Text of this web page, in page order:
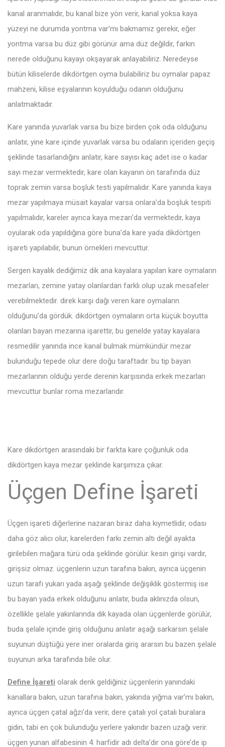
kanal aranmalıdır, bu kanal bize yön verir, kanal yoksa kaya
yüzeyi ne durumda yontma var’mı bakmamız gerekir, eğer
yontma varsa bu düz gibi görünür ama düz değildir, farkın
nerede olduğunu kayayı okşayarak anlayabiliriz. Neredeyse
bütün kiliselerde dikdörtgen oyma bulabiliriz bu oymalar papaz
mahzeni, kilise eşyalarının koyulduğu odanın olduğunu
anlatmaktadır.
Kare yanında yuvarlak varsa bu bize birden çok oda olduğunu
anlatır, yine kare içinde yuvarlak varsa bu odaların içeriden geçiş
şeklinde tasarlandığını anlatır, kare sayısı kaç adet ise o kadar
sayı mezar vermektedir, kare olan kayanın ön tarafında düz
toprak zemin varsa boşluk testi yapılmalıdır. Kare yanında kaya
mezar yapılmaya müsait kayalar varsa onlara’da boşluk tespiti
yapılmalıdır, kareler ayrıca kaya mezarı’da vermektedir, kaya
oyularak oda yapıldığına göre buna’da kare yada dikdörtgen
işareti yapılabilir, bunun örnekleri mevcuttur.
Sergen kayalık dediğimiz dik ana kayalara yapılan kare oymaların
mezarları, zemine yatay olanlardan farklı olup uzak mesafeler
verebilmektedir. direk karşı dağı veren kare oymaların
olduğunu’da gördük. dikdörtgen oymaların orta küçük boyutta
olanları bayan mezarına işarettir, bu genelde yatay kayalara
resmedilir yanında ince kanal bulmak mümkündür mezar
bulunduğu tepede olur dere doğu taraftadır. bu tip bayan
mezarlarının olduğu yerde derenin karşısında erkek mezarları
mevcuttur bunlar roma mezarlarıdır.
Kare dikdörtgen arasındaki bir farkta kare çoğunluk oda
dikdörtgen kaya mezar şeklinde karşımıza çıkar.
Üçgen Define İşareti
Üçgen işareti diğerlerine nazaran biraz daha kıymetlidir, odası
daha göz alıcı olur, karelerden farkı zemin altı değil ayakta
girilebilen mağara türü oda şeklinde görülür. kesin girişi vardır,
girişsiz olmaz. üçgenlerin uzun tarafına bakın, ayrıca üçgenin
uzun tarafı yukarı yada aşağı şeklinde değişiklik göstermiş ise
bu bayan yada erkek olduğunu anlatır, buda aklınızda olsun,
özellikle şelale yakınlarında dik kayada olan üçgenlerde görülür,
buda şelale içinde giriş olduğunu anlatır aşağı sarkarsın şelale
suyunun düştüğü yere iner oralarda giriş ararsın bu bazen şelale
suyunun arka tarafında bile olur.
Define İşareti olarak denk geldiğiniz üçgenlerin yanındaki
kanallara bakın, uzun tarafına bakın, yakında yığma var’mı bakın,
ayrıca üçgen çatal ağzı’da verir, dere çatalı yol çatalı buralara
gidin, tabi en çok bulunduğu yerlere yakındır bazen uzağı verir.
üçgen yunan alfabesinin 4. harfidir adı delta’dır ona göre’de ip